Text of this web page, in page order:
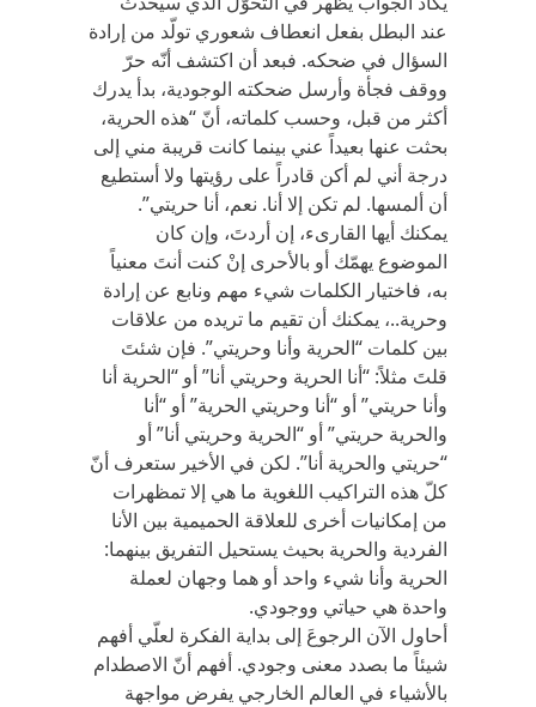
عند البطل بفعل انعطاف شعوري تولّد من إرادة
السؤال في ضحكه. فبعد أن اكتشف أنّه حرّ
ووقف فجأة وأرسل ضحكته الوجودية، بدأ يدرك
أكثر من قبل، وحسب كلماته، أنّ “هذه الحرية،
بحثت عنها بعيداً عني بينما كانت قريبة مني إلى
درجة أني لم أكن قادراً على رؤيتها ولا أستطيع
أن ألمسها. لم تكن إلا أنا. نعم، أنا حريتي”.
يمكنك أيها القارىء، إن أردتَ، وإن كان
الموضوع يهمّك أو بالأحرى إنْ كنت أنتَ معنياً
به، فاختيار الكلمات شيء مهم ونابع عن إرادة
وحرية..، يمكنك أن تقيم ما تريده من علاقات
بين كلمات “الحرية وأنا وحريتي”. فإن شئتَ
قلتَ مثلاً: “أنا الحرية وحريتي أنا” أو “الحرية أنا
وأنا حريتي” أو “أنا وحريتي الحرية” أو “أنا
والحرية حريتي” أو “الحرية وحريتي أنا” أو
“حريتي والحرية أنا”. لكن في الأخير ستعرف أنّ
كلّ هذه التراكيب اللغوية ما هي إلا تمظهرات
من إمكانيات أخرى للعلاقة الحميمية بين الأنا
الفردية والحرية بحيث يستحيل التفريق بينهما:
الحرية وأنا شيء واحد أو هما وجهان لعملة
واحدة هي حياتي ووجودي.
أحاول الآن الرجوعَ إلى بداية الفكرة لعلّي أفهم
شيئاً ما بصدد معنى وجودي. أفهم أنّ الاصطدام
بالأشياء في العالم الخارجي يفرض مواجهة